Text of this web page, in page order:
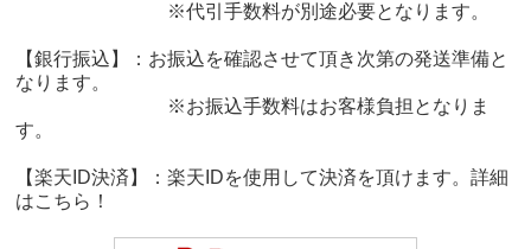
※代引手数料が別途必要となります。
【銀行振込】：お振込を確認させて頂き次第の発送準備と
なります。
※お振込手数料はお客様負担となりま
す。
【楽天ID決済】：楽天IDを使用して決済を頂けます。詳細
はこちら！